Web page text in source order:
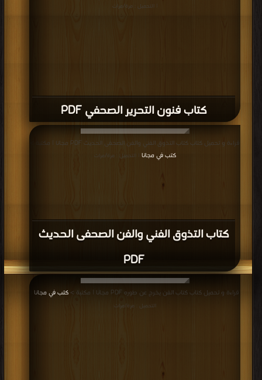
كتاب فنون التحرير الصحفي PDF
| التحميل : مرة/مرات
كتاب التذوق الفني والفن الصحفى الحديث
PDF
قراءة و تحميل كتاب كتاب التذوق الفني والفن الصحفى الحديث PDF مجانا | مكتبة >
كتب في مجانا | التحميل : مرة/مرات
قراءة و تحميل كتاب كتاب الفن يخرج عن طوره PDF مجانا | مكتبة > كتب في مجانا
التحميل : مرة/مرات